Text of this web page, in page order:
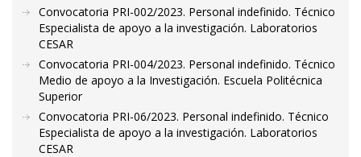
Convocatoria PRI-002/2023. Personal indefinido. Técnico
Especialista de apoyo a la investigación. Laboratorios
CESAR
Convocatoria PRI-004/2023. Personal indefinido. Técnico
Medio de apoyo a la Investigación. Escuela Politécnica
Superior
Convocatoria PRI-06/2023. Personal indefinido. Técnico
Especialista de apoyo a la investigación. Laboratorios
CESAR